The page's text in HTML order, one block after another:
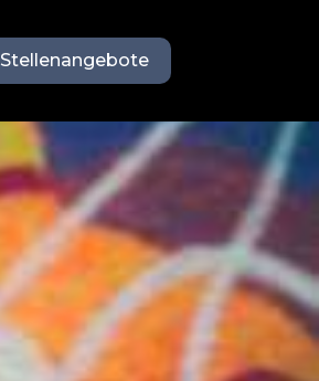
Stellenangebote